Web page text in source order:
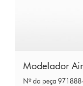
Modelador
Airwrap™
Modelador
Nº da peça